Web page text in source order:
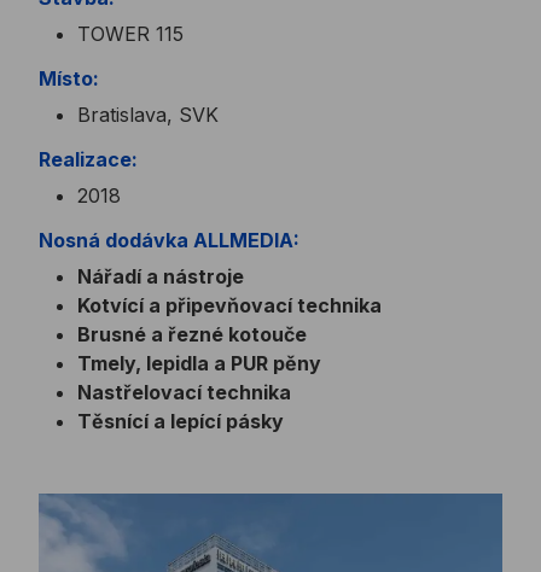
TOWER 115
Místo:
Bratislava, SVK
Realizace:
2018
Nosná dodávka ALLMEDIA:
Nářadí a nástroje
Kotvící a připevňovací technika
Brusné a řezné kotouče
Tmely, lepidla a PUR pěny
Nastřelovací technika
Těsnící a lepící pásky